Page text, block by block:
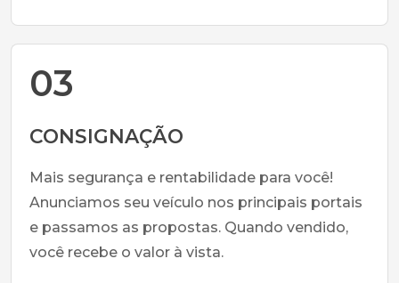
03
CONSIGNAÇÃO
Mais segurança e rentabilidade para você!
Anunciamos seu veículo nos principais portais
e passamos as propostas. Quando vendido,
você recebe o valor à vista.